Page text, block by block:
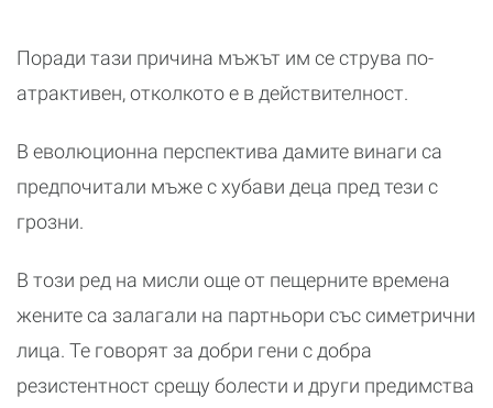
Поради тази причина мъжът им се струва по-
атрактивен, отколкото е в действителност.
В еволюционна перспектива дамите винаги са
предпочитали мъже с хубави деца пред тези с
грозни.
В този ред на мисли още от пещерните времена
жените са залагали на партньори със симетрични
лица. Те говорят за добри гени с добра
резистентност срещу болести и други предимства